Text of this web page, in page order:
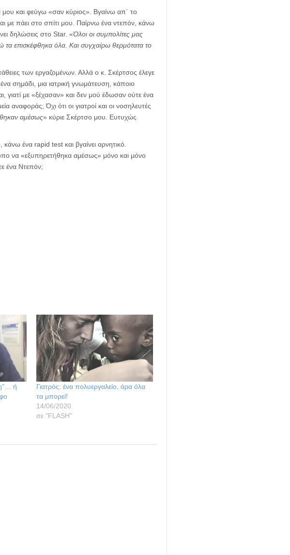
μου και φεύγω «σαν κύριος». Βγαίνω απ΄ το
με πάει στο σπίτι μου. Παίρνω ένα ντεπόν, κάνω
δηλώσεις στο Star. «Όλοι οι συμπολίτες μας
επισκέφθηκα όλα. Και συγχαίρω θερμότατα το
των εργαζομένων. Αλλά ο κ. Σκέρτσος έλεγε
σημάδι, μια ιατρική γνωμάτευση, κάποιο
γιατί με «ξέχασαν» και δεν μού έδωσαν ούτε ένα
Όχι ότι οι γιατροί και οι νοσηλευτές
αμέσως» κύριε Σκέρτσο μου. Ευτυχώς
ένα rapid test και βγαίνει αρνητικό.
να «εξυπηρετήθηκα αμέσως» μόνο και μόνο
ένα Ντεπόν;
ή
Γιατρός: ένα πολυεργαλείο, άρα όλα
τα μπορεί!
14/06/2020
σε "FLASH"